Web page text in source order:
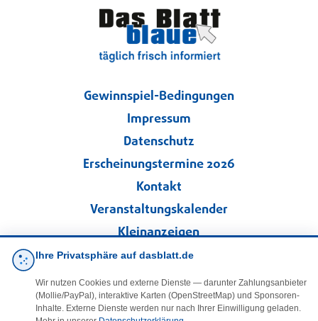
Gewinnspiel-Bedingungen
Impressum
Datenschutz
Erscheinungstermine 2026
Kontakt
Veranstaltungskalender
Kleinanzeigen
Folgen Sie uns!
Ihre Privatsphäre auf dasblatt.de
Wir nutzen Cookies und externe Dienste — darunter Zahlungsanbieter
(Mollie/PayPal), interaktive Karten (OpenStreetMap) und Sponsoren-
Inhalte. Externe Dienste werden nur nach Ihrer Einwilligung geladen.